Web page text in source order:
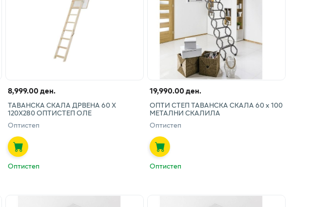
8,999.00 ден.
ТАВАНСКА СКАЛА ДРВЕНА 60 Х
120Х280 ОПТИСТЕП ОЛЕ
Оптистеп
Оптистеп
19,990.00 ден.
ОПТИ СТЕП ТАВАНСКА СКАЛА 60 х 100
МЕТАЛНИ СКАЛИЛА
Оптистеп
Оптистеп